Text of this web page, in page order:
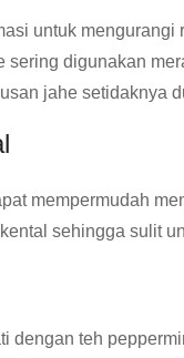
untuk
sering digunakan
jahe setidaknya
mempermudah
sehingga sulit
dengan teh